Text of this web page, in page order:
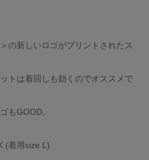
の新しいロゴがプリントされたス
トは着回しも効くのでオススメで
もGOOD。
(着用size L)